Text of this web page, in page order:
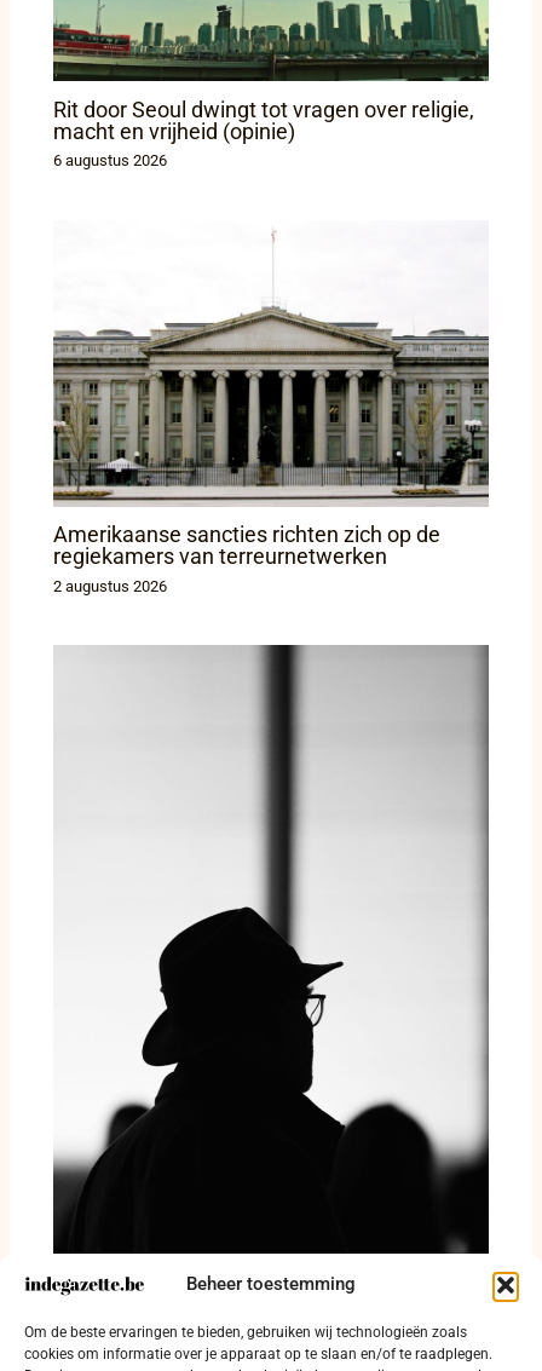
Beheer toestemming
Om de beste ervaringen te bieden, gebruiken wij technologieën zoals
cookies om informatie over je apparaat op te slaan en/of te raadplegen.
Rit door Seoul dwingt tot vragen over religie,
macht en vrijheid (opinie)
6 augustus 2026
Amerikaanse sancties richten zich op de
regiekamers van terreurnetwerken
2 augustus 2026
NDI zet democratisch werk voort na sluiting
van kantoren